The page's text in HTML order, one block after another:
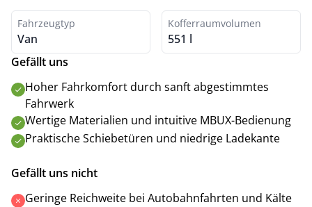
Fahrzeugtyp
Van
Kofferraumvolumen
551 l
Gefällt uns
Hoher Fahrkomfort durch sanft abgestimmtes
Fahrwerk
Wertige Materialien und intuitive MBUX-Bedienung
Praktische Schiebetüren und niedrige Ladekante
Gefällt uns nicht
Geringe Reichweite bei Autobahnfahrten und Kälte